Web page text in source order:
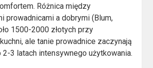
Różnica między
prowadnicami a dobrymi (Blum,
1500-2000 złotych przy
ale tanie prowadnice zaczynają
2-3 latach intensywnego użytkowania.